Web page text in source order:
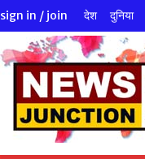
sign in / join देश दुनिया